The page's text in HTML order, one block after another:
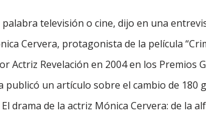
televisión o cine, dijo en una
Cervera, protagonista de la película
Actriz Revelación en 2004 en los Premios
publicó un artículo sobre el cambio de 180
drama de la actriz Mónica Cervera: de la